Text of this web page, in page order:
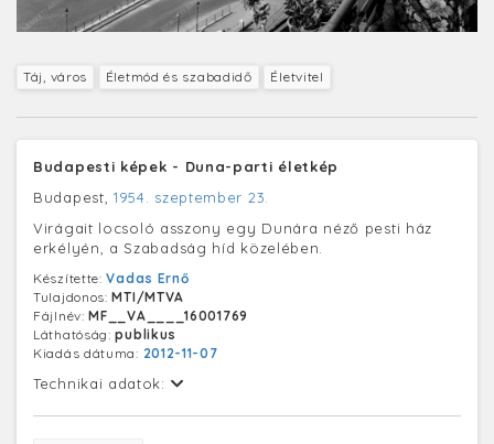
Táj, város Életmód és szabadidő Életvitel
Budapesti képek - Duna-parti életkép
Budapest, 1954. szeptember 23.
Virágait locsoló asszony egy Dunára néző pesti ház
erkélyén, a Szabadság híd közelében.
Készítette:Vadas Ernő
Tulajdonos:MTI/MTVA
Fájlnév:MF__VA____16001769
Láthatóság:publikus
Kiadás dátuma: 2012-11-07
Technikai adatok: